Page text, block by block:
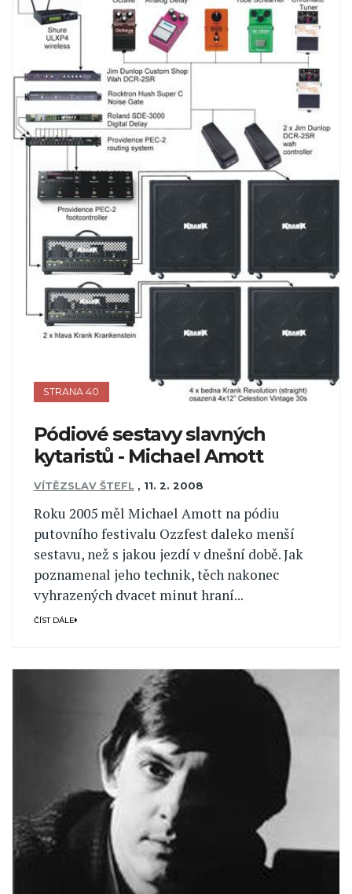
STRANA 40
Pódiové sestavy slavných
kytaristů - Michael Amott
VÍTĚZSLAV ŠTEFL , 11. 2. 2008
Roku 2005 měl Michael Amott na pódiu
putovního festivalu Ozzfest daleko menší
sestavu, než s jakou jezdí v dnešní době. Jak
poznamenal jeho technik, těch nakonec
vyhrazených dvacet minut hraní...
ČÍST DÁLE